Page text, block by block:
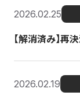
2026.02.25
【解消済み】再
2026.02.19